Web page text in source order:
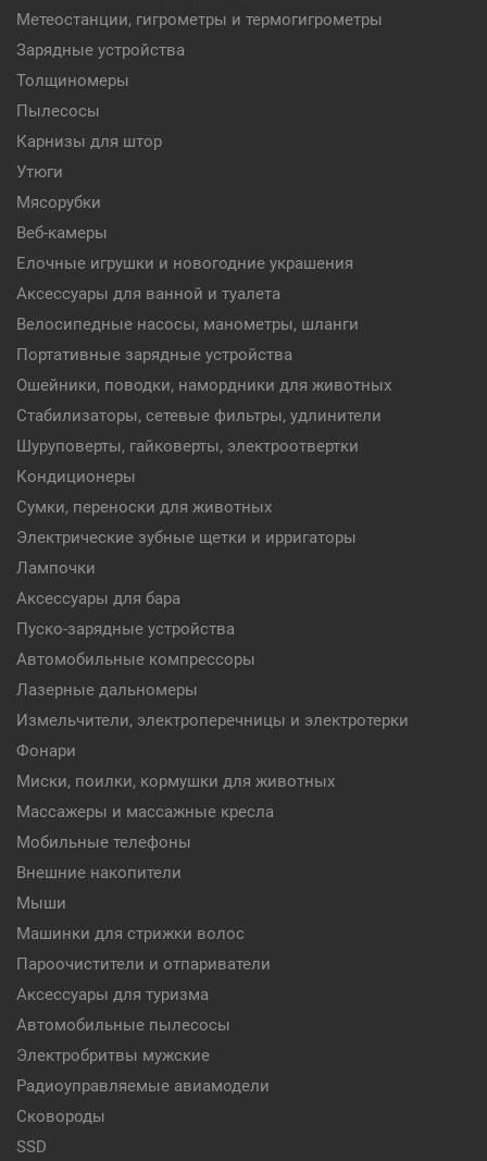
Метеостанции, гигрометры и термогигрометры
Зарядные устройства
Толщиномеры
Пылесосы
Карнизы для штор
Утюги
Мясорубки
Веб-камеры
Елочные игрушки и новогодние украшения
Аксессуары для ванной и туалета
Велосипедные насосы, манометры, шланги
Портативные зарядные устройства
Ошейники, поводки, намордники для животных
Стабилизаторы, сетевые фильтры, удлинители
Шуруповерты, гайковерты, электроотвертки
Кондиционеры
Сумки, переноски для животных
Электрические зубные щетки и ирригаторы
Лампочки
Аксессуары для бара
Пуско-зарядные устройства
Автомобильные компрессоры
Лазерные дальномеры
Измельчители, электроперечницы и электротерки
Фонари
Миски, поилки, кормушки для животных
Массажеры и массажные кресла
Мобильные телефоны
Внешние накопители
Мыши
Машинки для стрижки волос
Пароочистители и отпариватели
Аксессуары для туризма
Автомобильные пылесосы
Электробритвы мужские
Радиоуправляемые авиамодели
Сковороды
SSD